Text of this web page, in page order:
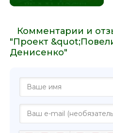
Комментарии и
"Проект
Денисенко"